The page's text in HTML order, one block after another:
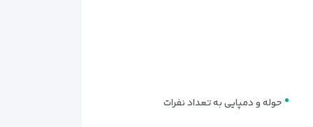
یک اتاق اقامت کنند اما تخت جداگانه داشته باشند.
حوله و دمپایی به تعداد نفرات